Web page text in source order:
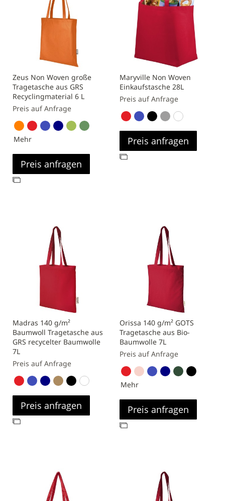
Zeus Non Woven große
Tragetasche aus GRS
Recyclingmaterial 6 L
Preis auf Anfrage
Mehr
Preis anfragen
Zur
Maryville Non Woven
Einkaufstasche 28L
Preis auf Anfrage
Preis anfragen
Zur
Madras 140 g/m²
Baumwoll Tragetasche aus
GRS recycelter Baumwolle
7L
Preis auf Anfrage
Preis anfragen
Zur
Orissa 140 g/m² GOTS
Tragetasche aus Bio-
Baumwolle 7L
Preis auf Anfrage
Mehr
Preis anfragen
Zur